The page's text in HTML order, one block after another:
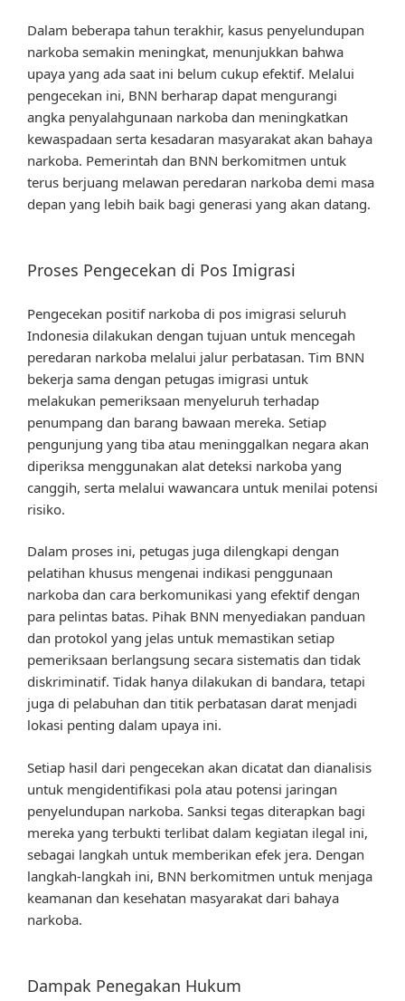
Dalam beberapa tahun terakhir, kasus penyelundupan
narkoba semakin meningkat, menunjukkan bahwa
upaya yang ada saat ini belum cukup efektif. Melalui
pengecekan ini, BNN berharap dapat mengurangi
angka penyalahgunaan narkoba dan meningkatkan
kewaspadaan serta kesadaran masyarakat akan bahaya
narkoba. Pemerintah dan BNN berkomitmen untuk
terus berjuang melawan peredaran narkoba demi masa
depan yang lebih baik bagi generasi yang akan datang.
Proses Pengecekan di Pos Imigrasi
Pengecekan positif narkoba di pos imigrasi seluruh
Indonesia dilakukan dengan tujuan untuk mencegah
peredaran narkoba melalui jalur perbatasan. Tim BNN
bekerja sama dengan petugas imigrasi untuk
melakukan pemeriksaan menyeluruh terhadap
penumpang dan barang bawaan mereka. Setiap
pengunjung yang tiba atau meninggalkan negara akan
diperiksa menggunakan alat deteksi narkoba yang
canggih, serta melalui wawancara untuk menilai potensi
risiko.
Dalam proses ini, petugas juga dilengkapi dengan
pelatihan khusus mengenai indikasi penggunaan
narkoba dan cara berkomunikasi yang efektif dengan
para pelintas batas. Pihak BNN menyediakan panduan
dan protokol yang jelas untuk memastikan setiap
pemeriksaan berlangsung secara sistematis dan tidak
diskriminatif. Tidak hanya dilakukan di bandara, tetapi
juga di pelabuhan dan titik perbatasan darat menjadi
lokasi penting dalam upaya ini.
Setiap hasil dari pengecekan akan dicatat dan dianalisis
untuk mengidentifikasi pola atau potensi jaringan
penyelundupan narkoba. Sanksi tegas diterapkan bagi
mereka yang terbukti terlibat dalam kegiatan ilegal ini,
sebagai langkah untuk memberikan efek jera. Dengan
langkah-langkah ini, BNN berkomitmen untuk menjaga
keamanan dan kesehatan masyarakat dari bahaya
narkoba.
Dampak Penegakan Hukum